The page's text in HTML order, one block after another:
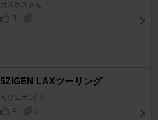
カズホスさん
3
1
5ZIGEN LAXツーリング
もびエボ1さん
4
0